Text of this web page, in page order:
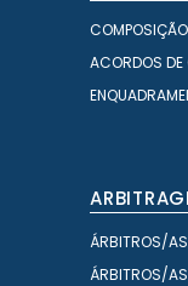
COMPOSIÇÃO
ACORDOS
ÁRBITROS/
ÁRBITROS/AS